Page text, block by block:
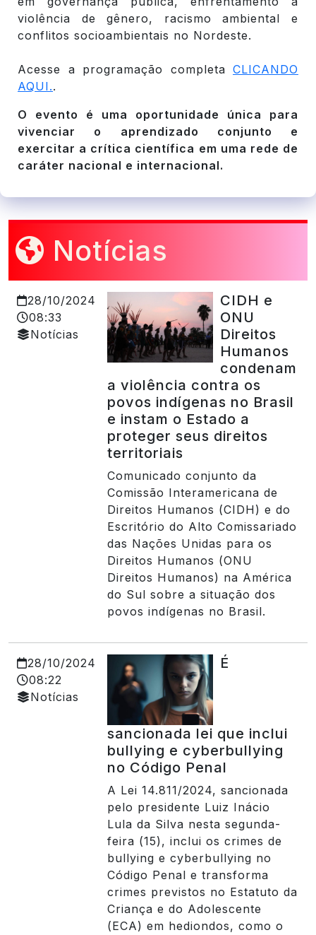
violência de gênero, racismo ambiental e
conflitos socioambientais no Nordeste.
Acesse a programação completa CLICANDO
AQUI..
O evento é uma oportunidade única para
vivenciar o aprendizado conjunto e
exercitar a crítica científica em uma rede de
caráter nacional e internacional.
Notícias
28/10/2024
08:33
Notícias
CIDH e
ONU
Direitos
Humanos
condenam
a violência contra os
povos indígenas no Brasil
e instam o Estado a
proteger seus direitos
territoriais
Comunicado conjunto da
Comissão Interamericana de
Direitos Humanos (CIDH) e do
Escritório do Alto Comissariado
das Nações Unidas para os
Direitos Humanos (ONU
Direitos Humanos) na América
do Sul sobre a situação dos
povos indígenas no Brasil.
28/10/2024
08:22
Notícias
É
sancionada lei que inclui
bullying e cyberbullying
no Código Penal
A Lei 14.811/2024, sancionada
pelo presidente Luiz Inácio
Lula da Silva nesta segunda-
feira (15), inclui os crimes de
bullying e cyberbullying no
Código Penal e transforma
crimes previstos no Estatuto da
Criança e do Adolescente
(ECA) em hediondos, como o